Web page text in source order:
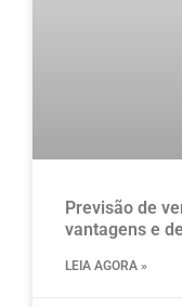
Previsão de
vantagens e
LEIA AGORA »